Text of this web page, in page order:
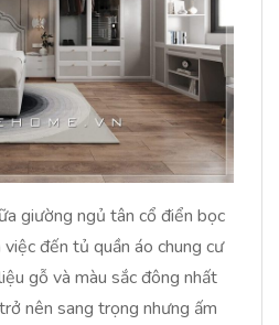
giường ngủ tân cổ điển bọc
đến tủ quần áo chung cư
gỗ và màu sắc đông nhất
nên sang trọng nhưng ấm